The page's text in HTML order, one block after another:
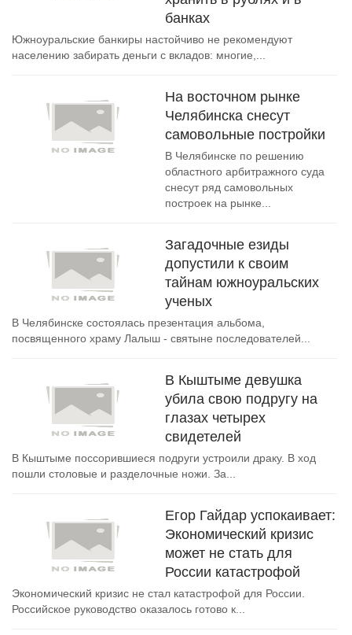
банках
Южноуральские банкиры настойчиво не рекомендуют
населению забирать деньги с вкладов: многие,...
На восточном рынке
Челябинска снесут
самовольные постройки
В Челябинске по решению
областного арбитражного суда
снесут ряд самовольных
построек на рынке...
Загадочные езиды
допустили к своим
тайнам южноуральских
ученых
В Челябинске состоялась презентация альбома,
посвященного храму Лалыш - святыне последователей...
В Кыштыме девушка
убила свою подругу на
глазах четырех
свидетелей
В Кыштыме поссорившиеся подруги устроили драку. В ход
пошли столовые и разделочные ножи. За...
Егор Гайдар успокаивает:
Экономический кризис
может не стать для
России катастрофой
Экономический кризис не стал катастрофой для России.
Российское руководство оказалось готово к...